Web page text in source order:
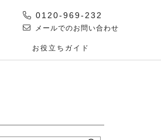
0120-969-232
メールでのお問い合わせ
お役⽴ちガイド